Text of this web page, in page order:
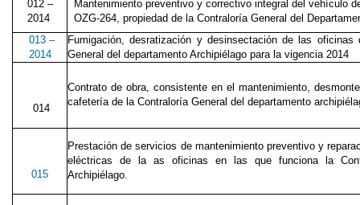
012 –
2014
Mantenimiento preventivo y correctivo integral del vehículo
OZG-264, propiedad de la Contraloría General del
013 –
2014
Fumigación, desratización y desinsectación de las
General del departamento Archipiélago para la vigencia 2014
014
Contrato de obra, consistente en el mantenimiento,
cafetería de la Contraloría General del departamento
015
Prestación de servicios de mantenimiento preventivo y
eléctricas de la as oficinas en las que funciona la
Archipiélago.